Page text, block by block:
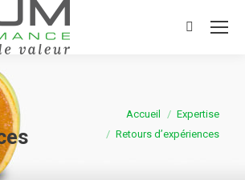
Search:
Vous êtes ici :Accueil
Expertise
Retours d’expériences